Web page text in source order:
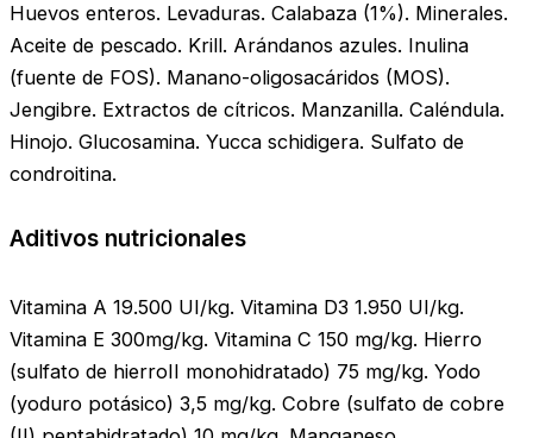
Huevos enteros. Levaduras. Calabaza (1%). Minerales.
Aceite de pescado. Krill. Arándanos azules. Inulina
(fuente de FOS). Manano-oligosacáridos (MOS).
Jengibre. Extractos de cítricos. Manzanilla. Caléndula.
Hinojo. Glucosamina. Yucca schidigera. Sulfato de
condroitina.
Aditivos nutricionales
Vitamina A 19.500 UI/kg. Vitamina D3 1.950 UI/kg.
Vitamina E 300mg/kg. Vitamina C 150 mg/kg. Hierro
(sulfato de hierroII monohidratado) 75 mg/kg. Yodo
(yoduro potásico) 3,5 mg/kg. Cobre (sulfato de cobre